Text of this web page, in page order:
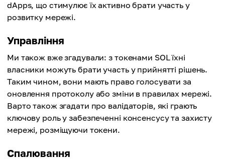
dApps, що стимулює їх активно брати участь у
розвитку мережі.
Управління
Ми також вже згадували: з токенами SOL їхні
власники можуть брати участь у прийнятті рішень.
Таким чином, вони мають право голосувати за
оновлення протоколу або зміни в правилах мережі.
Варто також згадати про валідаторів, які грають
ключову роль у забезпеченні консенсусу та захисту
мережі, розміщуючи токени.
Спалювання